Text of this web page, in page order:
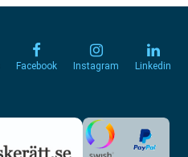
Facebook Instagram Linkedin